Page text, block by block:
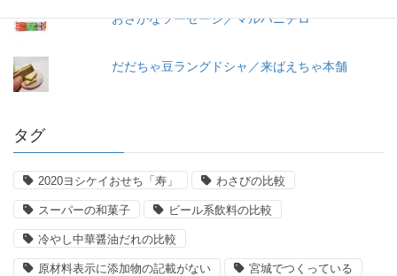
おさかなソーセージ／マルハニチロ
だだちゃ豆ラングドシャ／来ばえちゃ本舗
タグ
2020ヨシケイおせち「寿」 わさびの比較
スーパーの和菓子 ビール系飲料の比較
冷やし中華醤油だれの比較
原材料表示に添加物の記載がない 宮城でつくっている